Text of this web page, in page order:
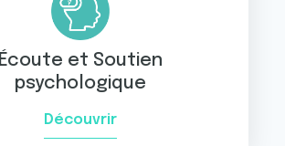
Écoute et Soutien
psychologique
Découvrir